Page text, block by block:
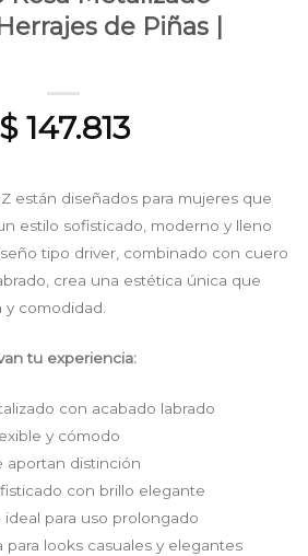
de Piñas |
Original
169.900.
$147.813Current
is:
$ 147.813.
están diseñados para mujeres que
estilo sofisticado, moderno y lleno
tipo driver, combinado con cuero
crea una estética única que
y comodidad.
tu experiencia:
con acabado labrado
y cómodo
aportan distinción
con brillo elegante
para uso prolongado
looks casuales y elegantes